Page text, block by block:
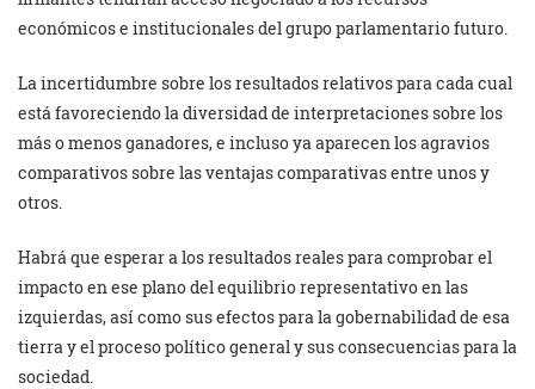
económicos e institucionales del grupo parlamentario futuro.
La incertidumbre sobre los resultados relativos para cada cual
está favoreciendo la diversidad de interpretaciones sobre los
más o menos ganadores, e incluso ya aparecen los agravios
comparativos sobre las ventajas comparativas entre unos y
otros.
Habrá que esperar a los resultados reales para comprobar el
impacto en ese plano del equilibrio representativo en las
izquierdas, así como sus efectos para la gobernabilidad de esa
tierra y el proceso político general y sus consecuencias para la
sociedad.